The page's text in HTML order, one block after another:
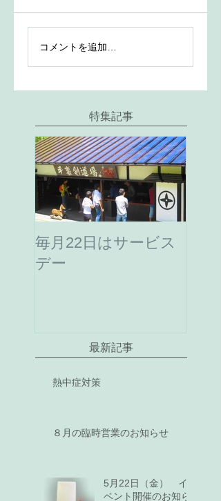
コメントを追加…
特集記事
毎月22日はサービス
デー
最新記事
熱中症対策
８月の臨時営業のお知らせ
5月22日（金） イ
ベント開催のお知ら